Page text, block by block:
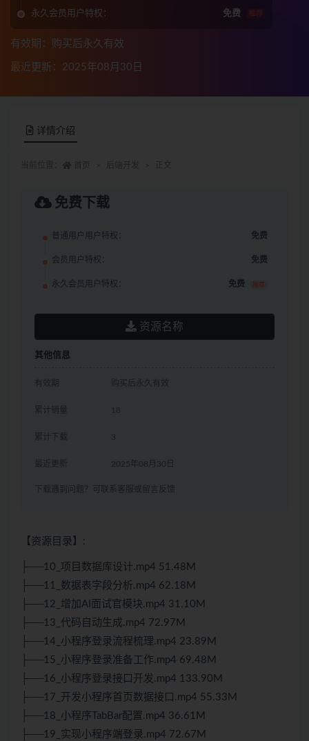
永久会员用户特权： 免费 推荐
有效期：购买后永久有效
最近更新：2025年08月30日
详情介绍
免费下载
普通用户用户特权： 免费
会员用户特权： 免费
永久会员用户特权： 免费 推荐
资源名称
其他信息
有效期 购买后永久有效
累计销量 18
累计下载 3
最近更新 2025年08月30日
下载遇到问题？可联系客服或留言反馈
【资源目录】:
├──10_项目数据库设计.mp4 51.48M
├──11_数据表字段分析.mp4 62.18M
├──12_增加AI面试官模块.mp4 31.10M
├──13_代码自动生成.mp4 72.97M
├──14_小程序登录流程梳理.mp4 23.89M
├──15_小程序登录准备工作.mp4 69.48M
├──16_小程序登录接口开发.mp4 133.90M
├──17_开发小程序首页数据接口.mp4 55.33M
├──18_小程序TabBar配置.mp4 36.61M
├──19_实现小程序端登录.mp4 72.67M